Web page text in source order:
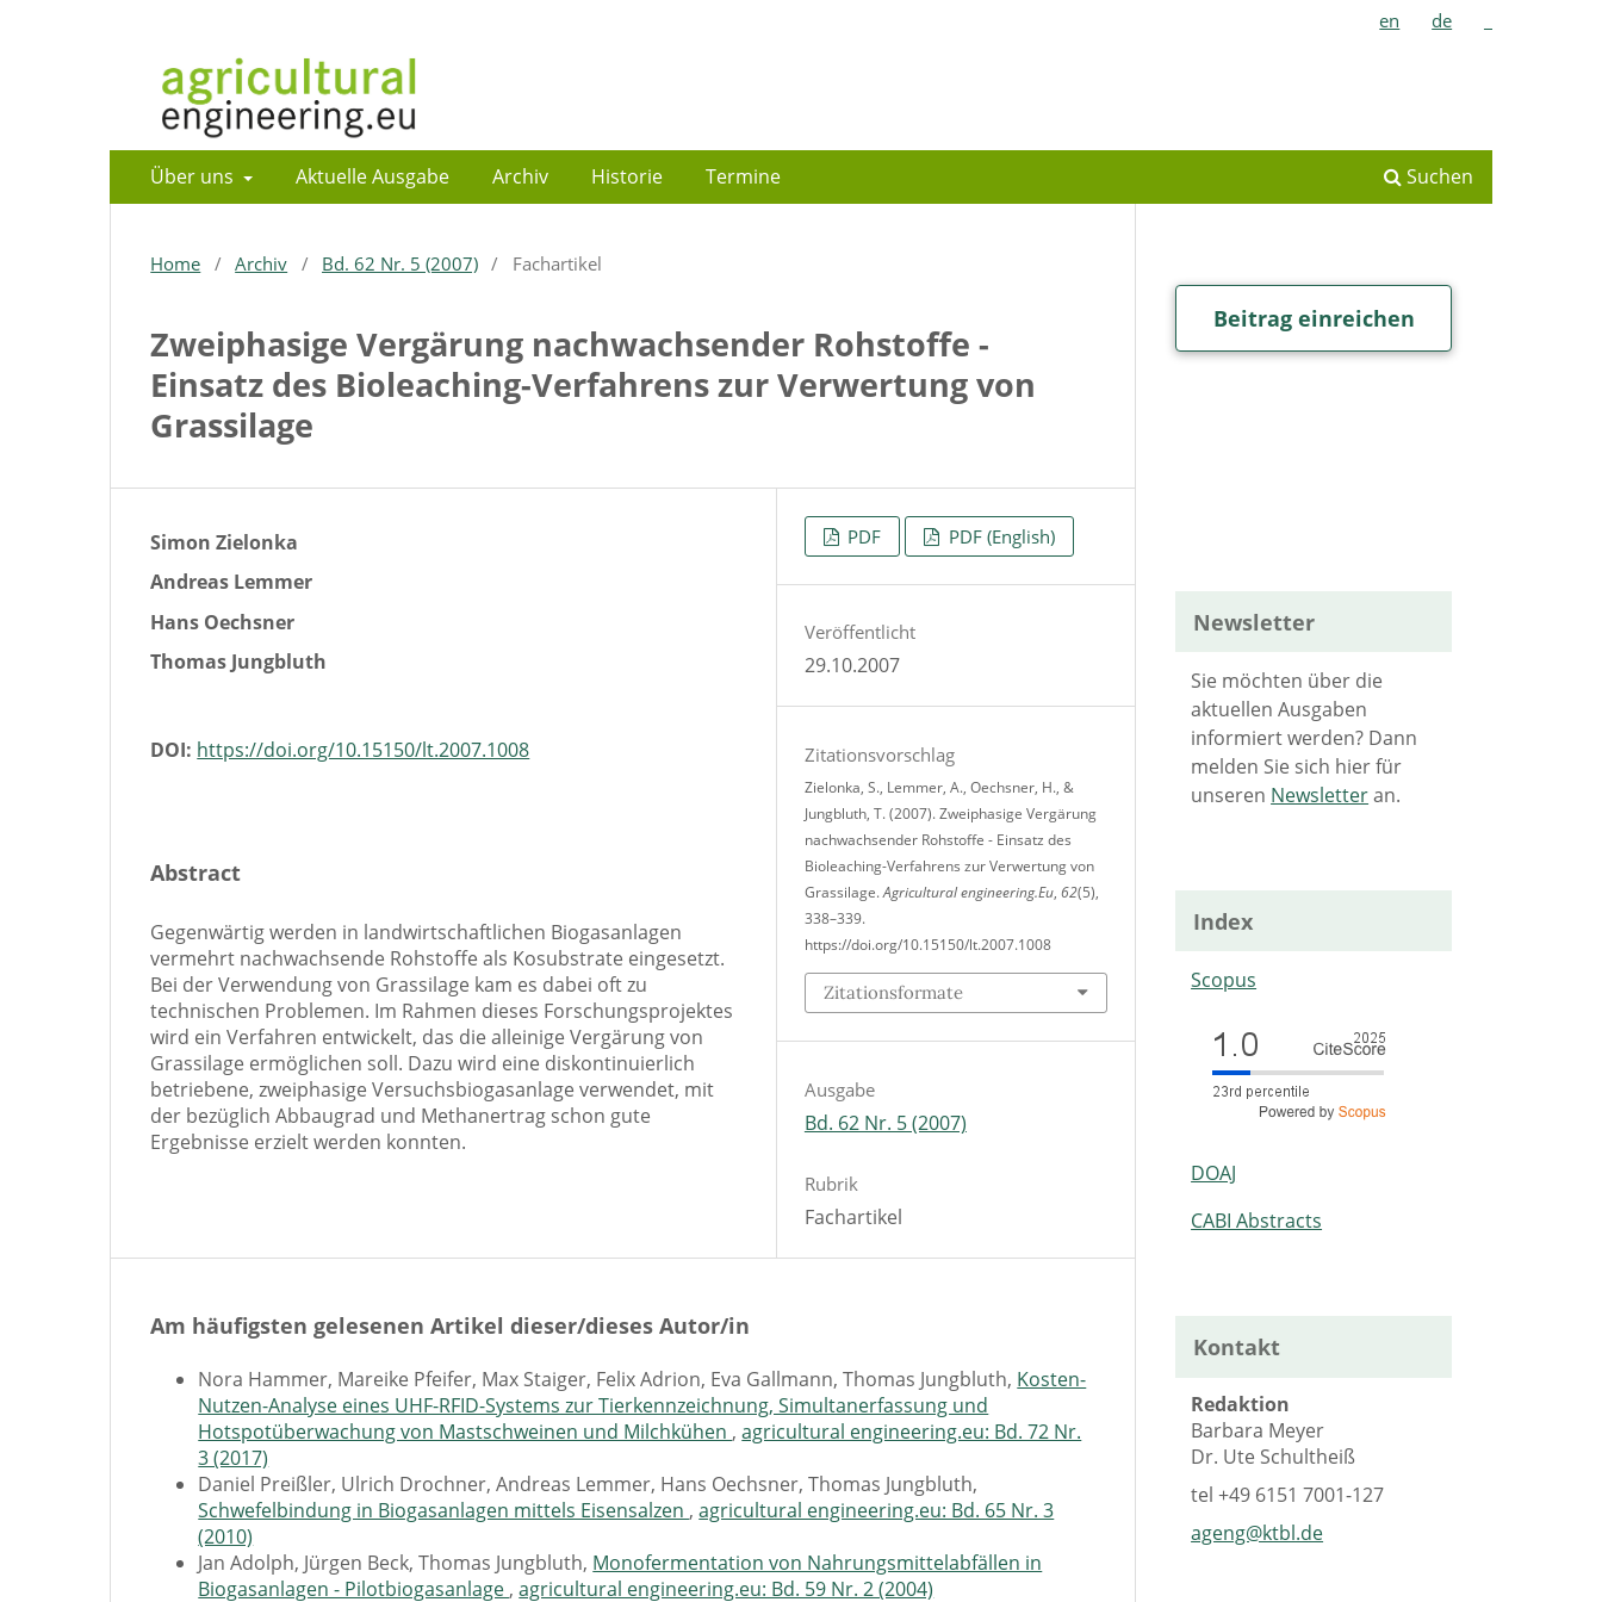
Über uns Aktuelle Ausgabe Archiv Historie Termine Suchen
en de
Home / Archiv / Bd. 62 Nr. 5 (2007) / Fachartikel
Zweiphasige Vergärung nachwachsender Rohstoffe -
Einsatz des Bioleaching-Verfahrens zur Verwertung von
Grassilage
Simon Zielonka
Andreas Lemmer
Hans Oechsner
Thomas Jungbluth
DOI: https://doi.org/10.15150/lt.2007.1008
Abstract
Gegenwärtig werden in landwirtschaftlichen Biogasanlagen
vermehrt nachwachsende Rohstoffe als Kosubstrate eingesetzt.
Bei der Verwendung von Grassilage kam es dabei oft zu
technischen Problemen. Im Rahmen dieses Forschungsprojektes
wird ein Verfahren entwickelt, das die alleinige Vergärung von
Grassilage ermöglichen soll. Dazu wird eine diskontinuierlich
betriebene, zweiphasige Versuchsbiogasanlage verwendet, mit
der bezüglich Abbaugrad und Methanertrag schon gute
Ergebnisse erzielt werden konnten.
PDF PDF (English)
Veröffentlicht
29.10.2007
Zitationsvorschlag
Zielonka, S., Lemmer, A., Oechsner, H., &
Jungbluth, T. (2007). Zweiphasige Vergärung
nachwachsender Rohstoffe - Einsatz des
Bioleaching-Verfahrens zur Verwertung von
Grassilage.Agricultural engineering.Eu, 62(5),
338–339.
https://doi.org/10.15150/lt.2007.1008
Zitationsformate
Ausgabe
Bd. 62 Nr. 5 (2007)
Rubrik
Fachartikel
Am häufigsten gelesenen Artikel dieser/dieses Autor/in
Nora Hammer, Mareike Pfeifer, Max Staiger, Felix Adrion, Eva Gallmann, Thomas Jungbluth, Kosten-
Nutzen-Analyse eines UHF-RFID-Systems zur Tierkennzeichnung, Simultanerfassung und
Hotspotüberwachung von Mastschweinen und Milchkühen ,agricultural engineering.eu: Bd. 72 Nr.
3 (2017)
Daniel Preißler, Ulrich Drochner, Andreas Lemmer, Hans Oechsner, Thomas Jungbluth,
Schwefelbindung in Biogasanlagen mittels Eisensalzen ,agricultural engineering.eu: Bd. 65 Nr. 3
(2010)
Jan Adolph, Jürgen Beck, Thomas Jungbluth, Monofermentation von Nahrungsmittelabfällen in
Biogasanlagen - Pilotbiogasanlage ,agricultural engineering.eu: Bd. 59 Nr. 2 (2004)
Beitrag einreichen
Newsletter
Sie möchten über die
aktuellen Ausgaben
informiert werden? Dann
melden Sie sich hier für
unseren Newsletteran.
Index
Scopus
DOAJ
CABI Abstracts
Kontakt
Redaktion
Barbara Meyer
Dr. Ute Schultheiß
tel+49 6151 7001-127
ageng@ktbl.de